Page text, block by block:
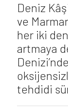
Deniz
ve
her iki
artmaya
tehdidi